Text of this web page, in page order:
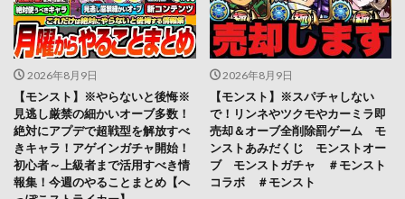
2026年8月9日
【モンスト】※やらないと後悔※
見逃し厳禁の細かいオーブ多数！
絶対にアプデで超戦型を解放すべ
きキャラ！アゲインガチャ開始！
初心者～上級者まで活用すべき情
報集！今週のやることまとめ【へ
2026年8月9日
【モンスト】※スパチャしない
で！リンネやツクモやカーミラ即
売却＆オーブ全削除罰ゲーム モ
ンストあみだくじ モンストオー
ブ モンストガチャ ＃モンスト
コラボ ＃モンスト